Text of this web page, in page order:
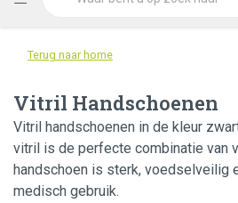
Terug naar home
Vitril Handschoenen
Vitril handschoenen in de kleur
vitril is de perfecte combinatie van
handschoen is sterk, voedselveilig
medisch gebruik.